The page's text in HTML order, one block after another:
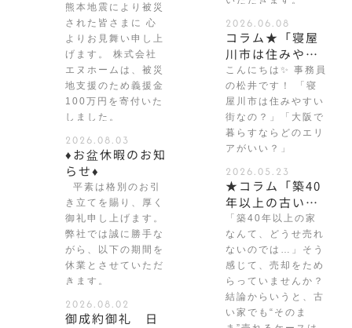
金を寄付いたし
ました
熊本地震により被災
された皆さまに 心
よりお見舞い申し上
げます。 株式会社
エヌホームは、被災
地支援のため義援金
100万円を寄付いた
しました。
2026.08.03
♦お盆休暇のお知
らせ♦
平素は格別のお引
き立てを賜り、厚く
御礼申し上げます。
弊社では誠に勝手な
がら、以下の期間を
休業とさせていただ
きます。
2026.08.02
御成約御礼 日
2026.06.08
コラム★「寝屋
川市は住みやす
い街？｜暮らし
やすさの理由と
住まい選びのポ
イント」★
こんにちは✨ 事務員
の松井です！ 「寝
屋川市は住みやすい
街なの？」「大阪で
暮らすならどのエリ
アがいい？」
2026.05.23
★コラム「築40
年以上の古い家
はそのまま売れ
る？｜解体・リ
フォーム不要で
売却するコツ」
★
「築40年以上の家
なんて、どうせ売れ
ないのでは…」そう
感じて、売却をため
らっていませんか？
結論からいうと、古
い家でも“そのま